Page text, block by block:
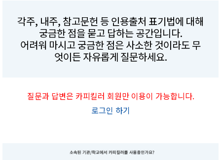
각주, 내주, 참고문헌 등 인용출처 표기법에 대해
궁금한 점을 묻고 답하는 공간입니다.
어려워 마시고 궁금한 점은 사소한 것이라도 무
엇이든 자유롭게 질문하세요.
질문과 답변은 카피킬러 회원만 이용이 가능합니다.
로그인 하기